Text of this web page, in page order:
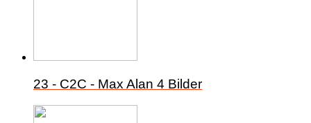
23 - C2C - Max Alan 4 Bilder